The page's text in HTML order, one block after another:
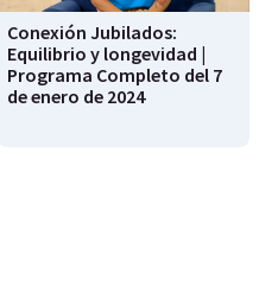
Conexión Jubilados:
Equilibrio y longevidad |
Programa Completo del 7
de enero de 2024